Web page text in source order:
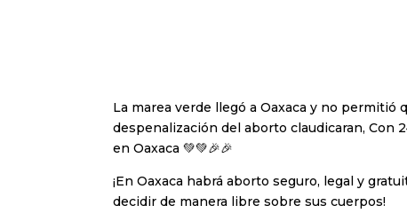
La marea verde llegó a Oaxaca y no permitió
despenalización del aborto claudicaran, Con
en Oaxaca 💚💚🎉🎉
¡En Oaxaca habrá aborto seguro, legal y
decidir de manera libre sobre sus cuerpos!